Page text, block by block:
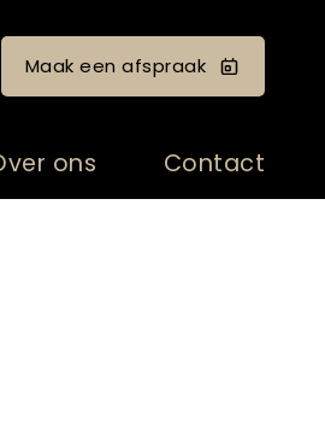
Maak een afspraak
ons Contact